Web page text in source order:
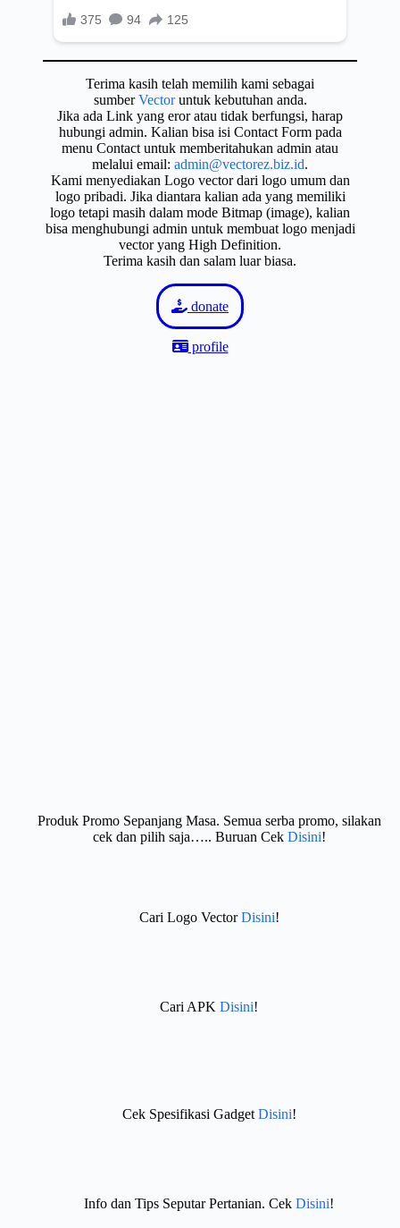
Terima kasih telah memilih kami sebagai
sumberVectoruntuk kebutuhan anda.
Jika ada Link yang eror atau tidak berfungsi, harap
hubungi admin. Kalian bisa isi Contact Form pada
menu Contact untuk memberitahukan admin atau
melalui email: admin@vectorez.biz.id.
Kami menyediakan Logo vector dari logo umum dan
logo pribadi. Jika diantara kalian ada yang memiliki
logo tetapi masih dalam mode Bitmap (image), kalian
bisa menghubungi admin untuk membuat logo menjadi
vector yang High Definition.
Terima kasih dan salam luar biasa.
donate
profile
Produk Promo Sepanjang Masa. Semua serba promo, silakan
cek dan pilih saja….. Buruan Cek Disini!
Cari Logo VectorDisini!
Cari APK Disini!
Cek Spesifikasi GadgetDisini!
Info dan Tips Seputar Pertanian. Cek Disini!